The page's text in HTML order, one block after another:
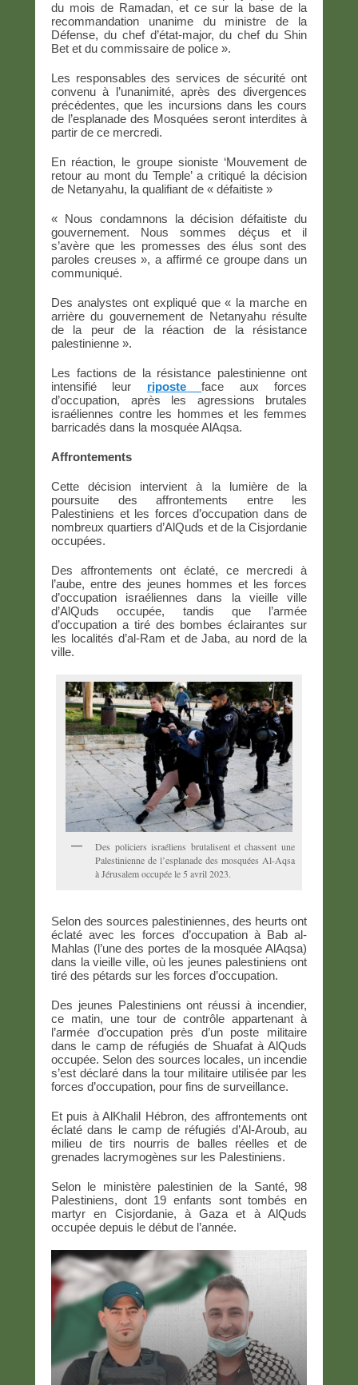
du mois de Ramadan, et ce sur la base de la
recommandation unanime du ministre de la
Défense, du chef d’état-major, du chef du Shin
Bet et du commissaire de police ».
Les responsables des services de sécurité ont
convenu à l’unanimité, après des divergences
précédentes, que les incursions dans les cours
de l’esplanade des Mosquées seront interdites à
partir de ce mercredi.
En réaction, le groupe sioniste ‘Mouvement de
retour au mont du Temple’ a critiqué la décision
de Netanyahu, la qualifiant de « défaitiste »
« Nous condamnons la décision défaitiste du
gouvernement. Nous sommes déçus et il
s’avère que les promesses des élus sont des
paroles creuses », a affirmé ce groupe dans un
communiqué.
Des analystes ont expliqué que « la marche en
arrière du gouvernement de Netanyahu résulte
de la peur de la réaction de la résistance
palestinienne ».
Les factions de la résistance palestinienne ont
intensifié leur riposteface aux forces
d’occupation, après les agressions brutales
israéliennes contre les hommes et les femmes
barricadés dans la mosquée AlAqsa.
Affrontements
Cette décision intervient à la lumière de la
poursuite des affrontements entre les
Palestiniens et les forces d’occupation dans de
nombreux quartiers d’AlQuds et de la Cisjordanie
occupées.
Des affrontements ont éclaté, ce mercredi à
l’aube, entre des jeunes hommes et les forces
d’occupation israéliennes dans la vieille ville
d’AlQuds occupée, tandis que l’armée
d’occupation a tiré des bombes éclairantes sur
les localités d’al-Ram et de Jaba, au nord de la
ville.
Des policiers israéliens brutalisent et chassent une
Palestinienne de l’esplanade des mosquées Al-Aqsa
à Jérusalem occupée le 5 avril 2023.
Selon des sources palestiniennes, des heurts ont
éclaté avec les forces d’occupation à Bab al-
Mahlas (l’une des portes de la mosquée AlAqsa)
dans la vieille ville, où les jeunes palestiniens ont
tiré des pétards sur les forces d’occupation.
Des jeunes Palestiniens ont réussi à incendier,
ce matin, une tour de contrôle appartenant à
l’armée d’occupation près d’un poste militaire
dans le camp de réfugiés de Shuafat à AlQuds
occupée. Selon des sources locales, un incendie
s’est déclaré dans la tour militaire utilisée par les
forces d’occupation, pour fins de surveillance.
Et puis à AlKhalil Hébron, des affrontements ont
éclaté dans le camp de réfugiés d’Al-Aroub, au
milieu de tirs nourris de balles réelles et de
grenades lacrymogènes sur les Palestiniens.
Selon le ministère palestinien de la Santé, 98
Palestiniens, dont 19 enfants sont tombés en
martyr en Cisjordanie, à Gaza et à AlQuds
occupée depuis le début de l’année.